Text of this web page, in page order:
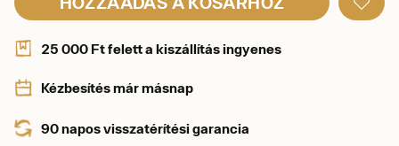
25 000 Ft felett a kiszállítás ingyenes
Kézbesítés már másnap
90 napos visszatérítési garancia